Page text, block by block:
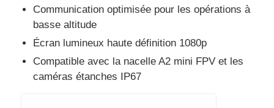
Communication optimisée pour les opérations à
basse altitude
Écran lumineux haute définition 1080p
Compatible avec la nacelle A2 mini FPV et les
caméras étanches IP67